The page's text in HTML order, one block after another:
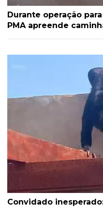
Durante operação
PMA apreende
Convidado